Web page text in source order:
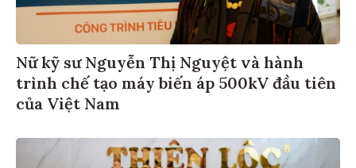
Nữ kỹ sư Nguyễn Thị Nguyệt và hành
trình chế tạo máy biến áp 500kV đầu tiên
của Việt Nam